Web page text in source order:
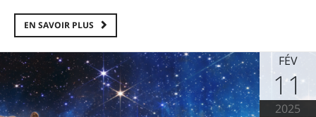
EN SAVOIR PLUS
FÉV
11
2025